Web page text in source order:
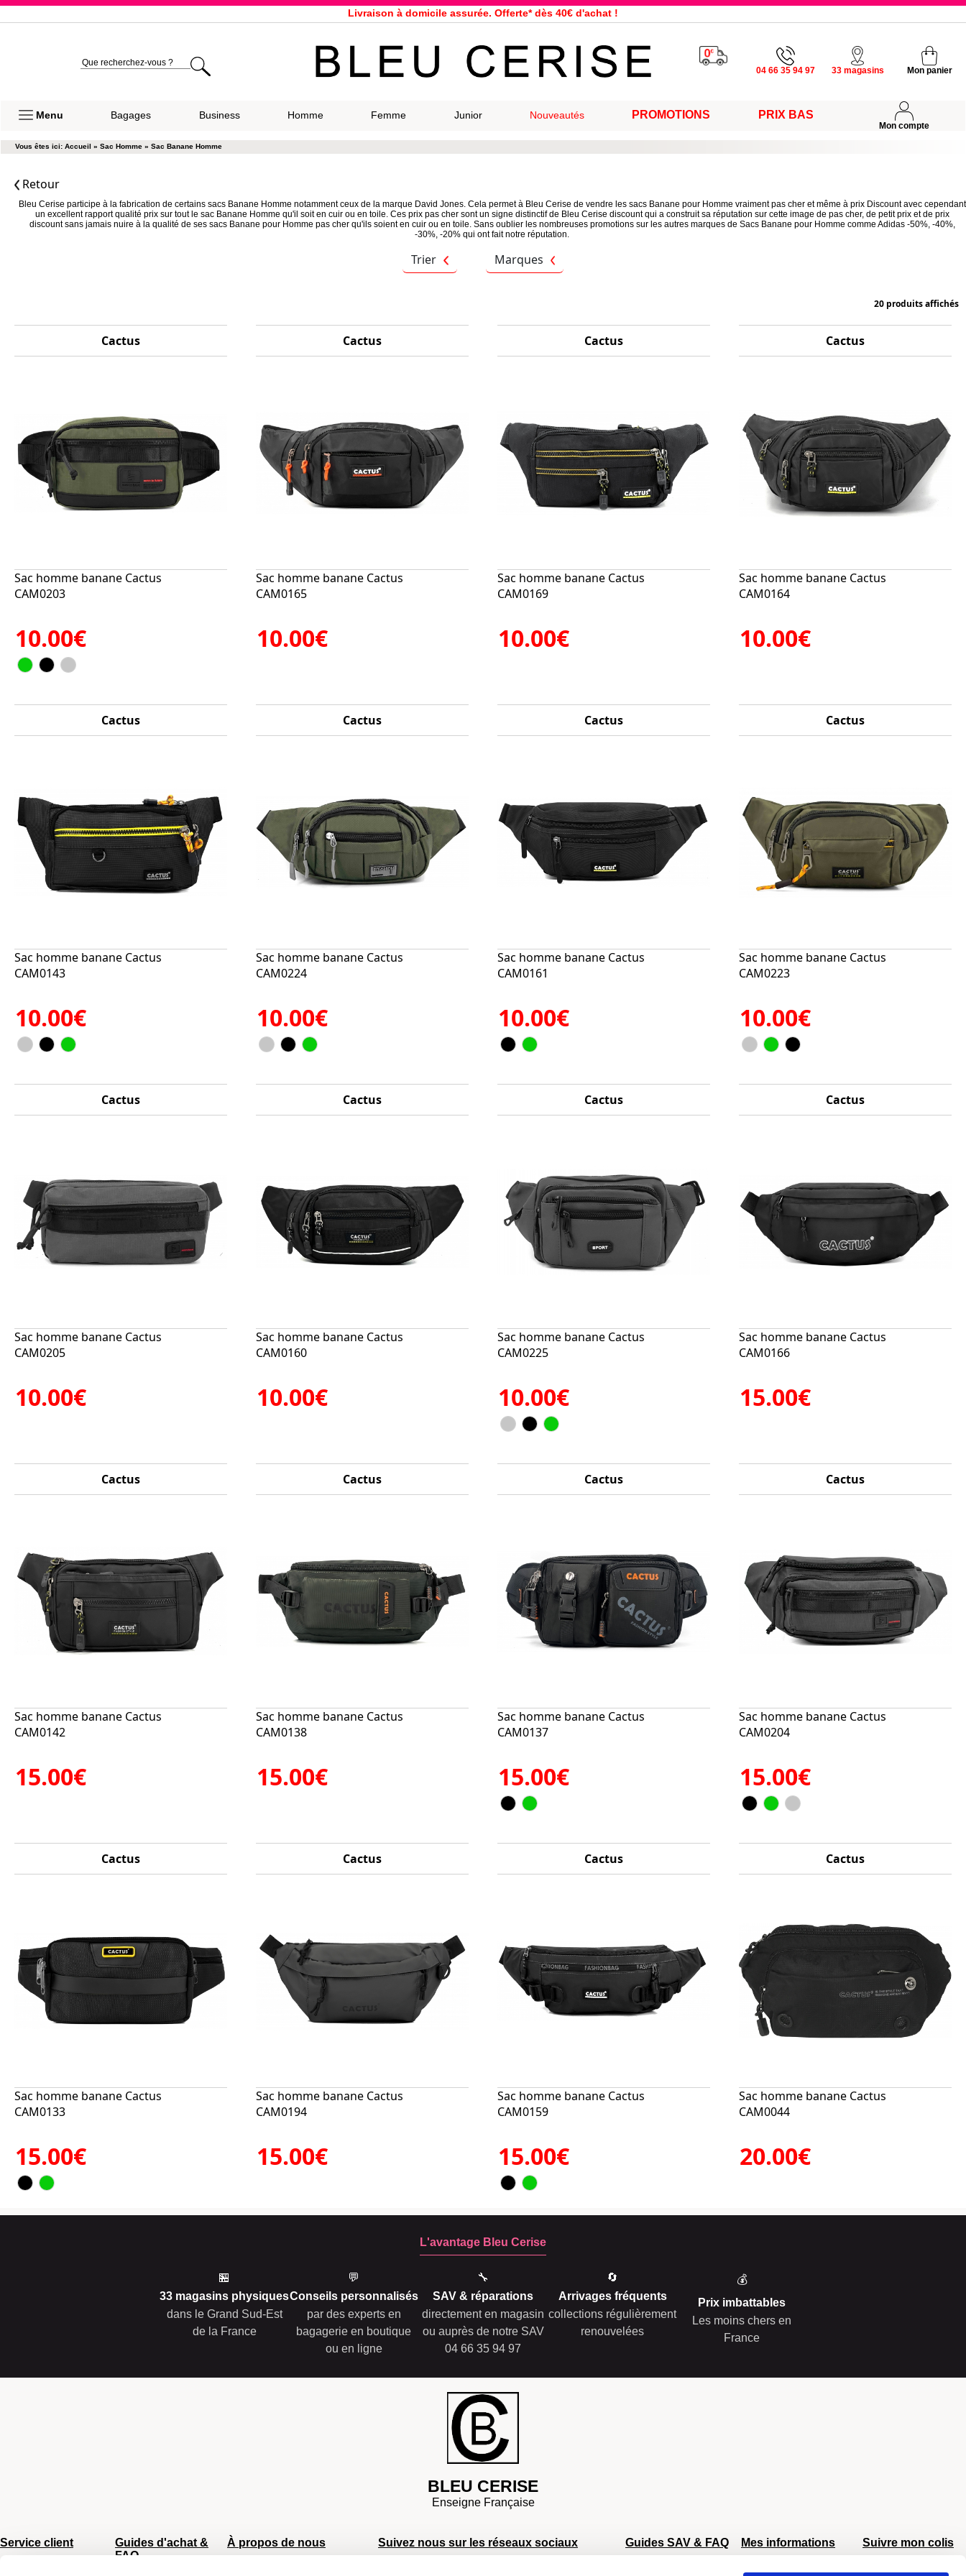
Livraison à domicile assurée. Offerte* dès 40€ d'achat !
Expédition le jour même pour toutes commandes passées avant 12h, du lundi au vendredi
33 magasins répartis dans la France. Un à proximité de chez vous ?
04 66 35 94 97 33 magasins Mon panier
Menu Bagages Business Homme Femme Junior Nouveautés PROMOTIONS PRIX BAS
Mon compte
Vous êtes ici: Accueil » Sac Homme » Sac Banane Homme
Retour
Bleu Cerise participe à la fabrication de certains sacs Banane Homme notamment ceux de la marque David Jones. Cela permet à Bleu Cerise de vendre les sacs Banane pour Homme vraiment pas cher et même à prix Discount avec cependant
un excellent rapport qualité prix sur tout le sac Banane Homme qu'il soit en cuir ou en toile. Ces prix pas cher sont un signe distinctif de Bleu Cerise discount qui a construit sa réputation sur cette image de pas cher, de petit prix et de prix
discount sans jamais nuire à la qualité de ses sacs Banane pour Homme pas cher qu'ils soient en cuir ou en toile. Sans oublier les nombreuses promotions sur les autres marques de Sacs Banane pour Homme comme Adidas -50%, -40%,
-30%, -20% qui ont fait notre réputation.
Trier Marques
20 produits affichés
Cactus
Sac homme banane Cactus
CAM0203
10.00€
Cactus
Sac homme banane Cactus
CAM0165
10.00€
Cactus
Sac homme banane Cactus
CAM0169
10.00€
Cactus
Sac homme banane Cactus
CAM0164
10.00€
Cactus
Sac homme banane Cactus
CAM0143
10.00€
Cactus
Sac homme banane Cactus
CAM0224
10.00€
Cactus
Sac homme banane Cactus
CAM0161
10.00€
Cactus
Sac homme banane Cactus
CAM0223
10.00€
Cactus
Sac homme banane Cactus
CAM0205
10.00€
Cactus
Sac homme banane Cactus
CAM0160
10.00€
Cactus
Sac homme banane Cactus
CAM0225
10.00€
Cactus
Sac homme banane Cactus
CAM0166
15.00€
Cactus
Sac homme banane Cactus
CAM0142
15.00€
Cactus
Sac homme banane Cactus
CAM0138
15.00€
Cactus
Sac homme banane Cactus
CAM0137
15.00€
Cactus
Sac homme banane Cactus
CAM0204
15.00€
Cactus
Sac homme banane Cactus
CAM0133
15.00€
Cactus
Sac homme banane Cactus
CAM0194
15.00€
Cactus
Sac homme banane Cactus
CAM0159
15.00€
Cactus
Sac homme banane Cactus
CAM0044
20.00€
L'avantage Bleu Cerise
🏪
33 magasins physiques
dans le Grand Sud-Est
de la France
💬
Conseils personnalisés
par des experts en
bagagerie en boutique
ou en ligne
🔧
SAV & réparations
directement en magasin
ou auprès de notre SAV
04 66 35 94 97
🔄
Arrivages fréquents
collections régulièrement
renouvelées
💰
Prix imbattables
Les moins chers en
France
BLEU CERISE
Enseigne Française
Service client
Guides d'achat &
FAQ
À propos de nous Suivez nous sur les réseaux sociaux Guides SAV & FAQ Mes informations Suivre mon colis